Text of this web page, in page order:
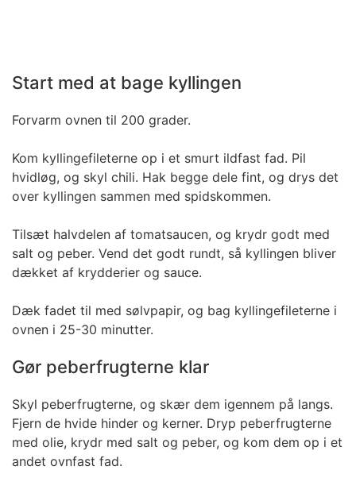
Start med at bage kyllingen
Forvarm ovnen til 200 grader.
Kom kyllingefileterne op i et smurt ildfast fad. Pil
hvidløg, og skyl chili. Hak begge dele fint, og drys det
over kyllingen sammen med spidskommen.
Tilsæt halvdelen af tomatsaucen, og krydr godt med
salt og peber. Vend det godt rundt, så kyllingen bliver
dækket af krydderier og sauce.
Dæk fadet til med sølvpapir, og bag kyllingefileterne i
ovnen i 25-30 minutter.
Gør peberfrugterne klar
Skyl peberfrugterne, og skær dem igennem på langs.
Fjern de hvide hinder og kerner. Dryp peberfrugterne
med olie, krydr med salt og peber, og kom dem op i et
andet ovnfast fad.